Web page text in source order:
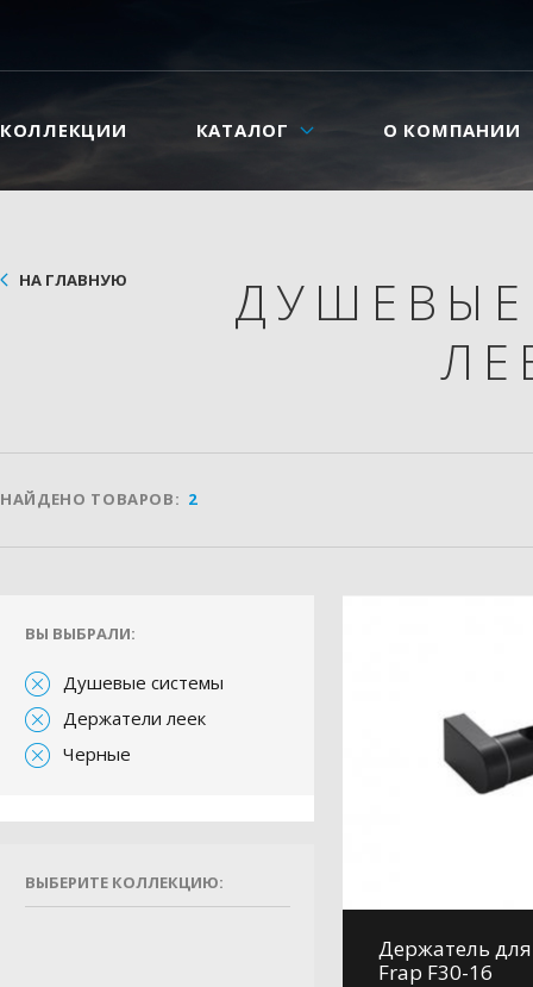
КОЛЛЕКЦИИ КАТАЛОГ О КОМПАНИИ
НА ГЛАВНУЮ
НАЙДЕНО ТОВАРОВ: 2
ВЫ ВЫБРАЛИ:
Душевые системы
Держатели леек
Черные
ВЫБЕРИТЕ КОЛЛЕКЦИЮ:
Держатель
Frap F30-16